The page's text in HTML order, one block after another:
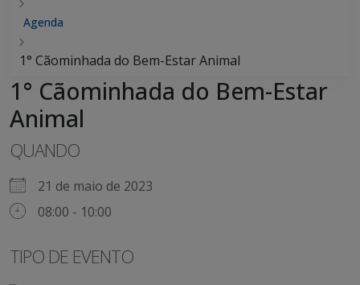
Agenda
1° Cãominhada do Bem-Estar Animal
1° Cãominhada do Bem-Estar
Animal
QUANDO
21 de maio de 2023
08:00 - 10:00
TIPO DE EVENTO